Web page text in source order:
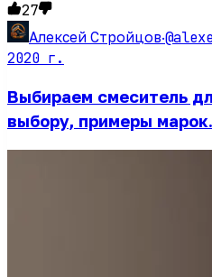
27
Алексей Стройцов·
2020 г.
Выбираем смеситель
выбору, примеры марок.